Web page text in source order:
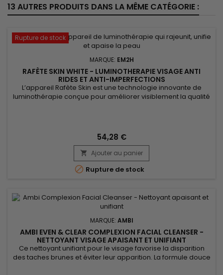
13 AUTRES PRODUITS DANS LA MÊME CATÉGORIE :
Rupture de stock
MARQUE: EM2H
RAFÈTE SKIN WHITE - LUMINOTHERAPIE VISAGE ANTI
RIDES ET ANTI-IMPERFECTIONS
L’appareil Rafète Skin est une technologie innovante de
luminothérapie conçue pour améliorer visiblement la qualité
cellulaire et aide à l’élimination des toxines. Cet appareil...
54,28 €
 Ajouter au panier
 Rupture de stock
MARQUE: AMBI
AMBI EVEN & CLEAR COMPLEXION FACIAL CLEANSER -
NETTOYANT VISAGE APAISANT ET UNIFIANT
Ce nettoyant unifiant pour le visage favorise la disparition
des taches brunes et éviter leur apparition. La formule douce